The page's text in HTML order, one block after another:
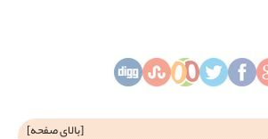
[بالای صفحه]